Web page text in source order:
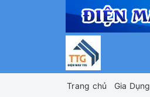
Trang chủ Gia Dụng